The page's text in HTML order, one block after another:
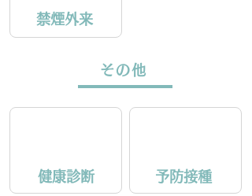
禁煙外来
その他
健康診断 予防接種